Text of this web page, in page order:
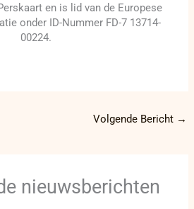
en is lid van de Europese
onder ID-Nummer FD-7 13714-
00224.
Volgende Bericht →
nieuwsberichten